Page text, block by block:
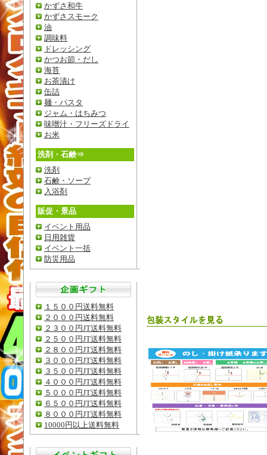
かずさ和牛
かずさスモーク
油
調味料
ドレッシング
かつお節・だし
海苔
お茶漬け
缶詰
麺・パスタ
ジャム・はちみつ
味噌汁・フリーズドライ
お米
洗剤・石鹸⇒
洗剤
石鹸・ソープ
入浴剤
販促・景品
イベント用品
日用雑貨
イベント一括
防災用品
１５００円送料無料
２０００円送料無料
２３００円JT送料無料
２５００円JT送料無料
２８００円JT送料無料
３０００円JT送料無料
３５００円JT送料無料
４０００円JT送料無料
５０００円JT送料無料
６５００円JT送料無料
８０００円JT送料無料
10000円以上送料無料